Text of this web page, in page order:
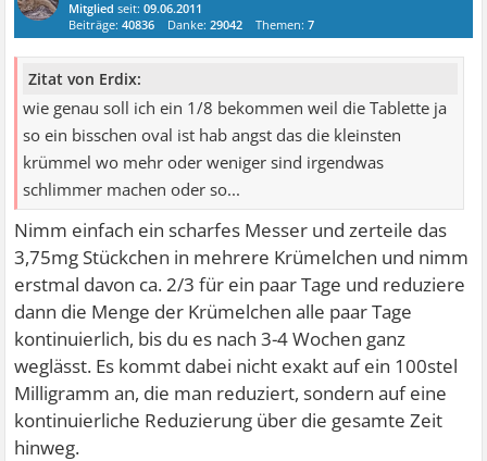
Mitglied seit:09.06.2011
Beiträge:40836 Danke:29042 Themen:7
Zitat von Erdix:
wie genau soll ich ein 1/8 bekommen weil die Tablette ja
so ein bisschen oval ist hab angst das die kleinsten
krümmel wo mehr oder weniger sind irgendwas
schlimmer machen oder so...
Nimm einfach ein scharfes Messer und zerteile das
3,75mg Stückchen in mehrere Krümelchen und nimm
erstmal davon ca. 2/3 für ein paar Tage und reduziere
dann die Menge der Krümelchen alle paar Tage
kontinuierlich, bis du es nach 3-4 Wochen ganz
weglässt. Es kommt dabei nicht exakt auf ein 100stel
Milligramm an, die man reduziert, sondern auf eine
kontinuierliche Reduzierung über die gesamte Zeit
hinweg.